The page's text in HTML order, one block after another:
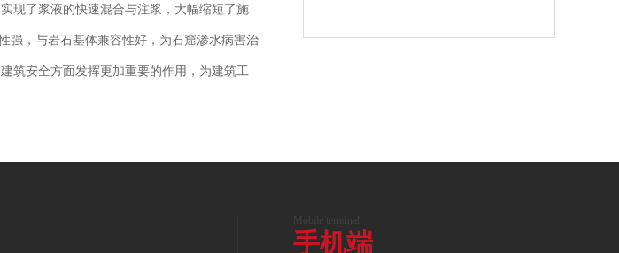
现了浆液的快速混合与注浆，大幅缩短了施
强，与岩石基体兼容性好，为石窟渗水病害治
筑安全方面发挥更加重要的作用，为建筑工
手机端